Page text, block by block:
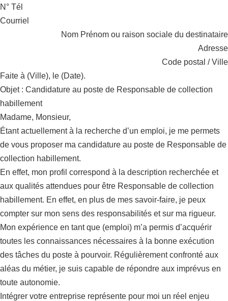
N° Tél
Courriel
Nom Prénom ou raison sociale du destinataire
Adresse
Code postal / Ville
Faite à (Ville), le (Date).
Objet : Candidature au poste de Responsable de collection
habillement
Madame, Monsieur,
Étant actuellement à la recherche d’un emploi, je me permets
de vous proposer ma candidature au poste de Responsable de
collection habillement.
En effet, mon profil correspond à la description recherchée et
aux qualités attendues pour être Responsable de collection
habillement. En effet, en plus de mes savoir-faire, je peux
compter sur mon sens des responsabilités et sur ma rigueur.
Mon expérience en tant que (emploi) m’a permis d’acquérir
toutes les connaissances nécessaires à la bonne exécution
des tâches du poste à pourvoir. Régulièrement confronté aux
aléas du métier, je suis capable de répondre aux imprévus en
toute autonomie.
Intégrer votre entreprise représente pour moi un réel enjeu